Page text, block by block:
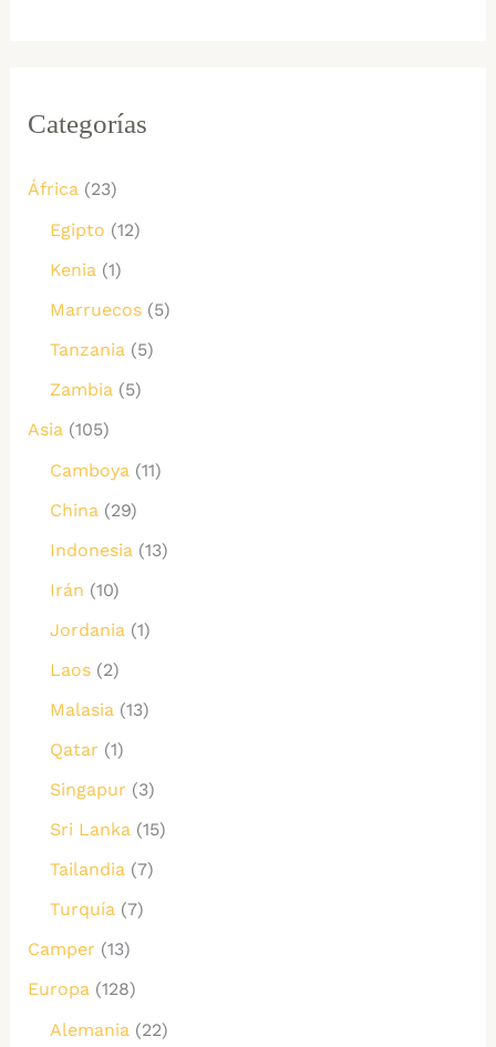
Categorías
África(23)
Egipto (12)
Kenia(1)
Marruecos(5)
Tanzania(5)
Zambia(5)
Asia(105)
Camboya(11)
China(29)
Indonesia(13)
Irán (10)
Jordania(1)
Laos(2)
Malasia(13)
Qatar (1)
Singapur (3)
Sri Lanka(15)
Tailandia(7)
Turquía(7)
Camper (13)
Europa(128)
Alemania(22)